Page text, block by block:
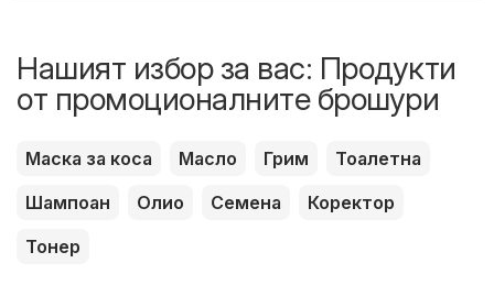
Нашият избор за вас: Продукти
от промоционалните брошури
Маска за коса Масло Грим
Тоалетна
Шампоан
Олио Семена
Коректор
Тонер